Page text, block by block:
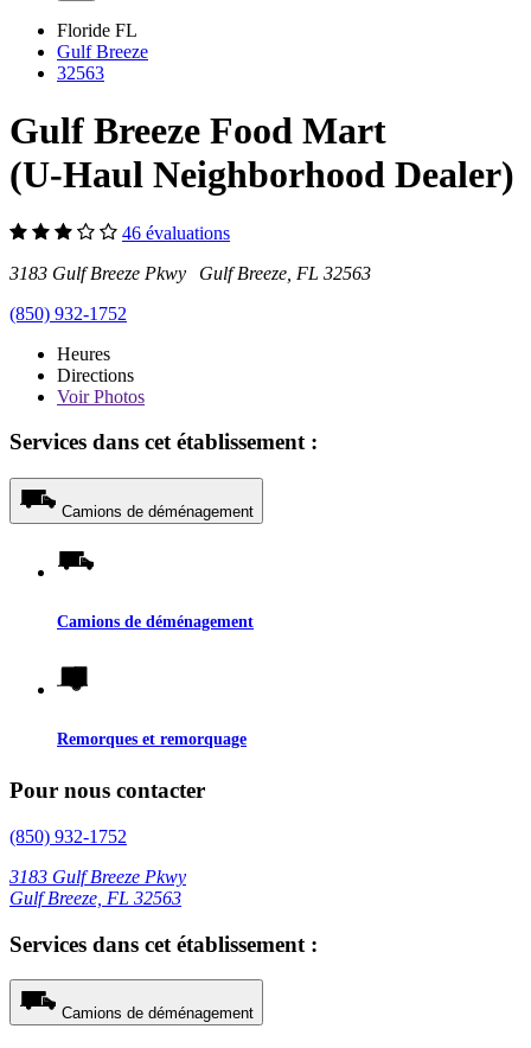
Floride FL
Gulf Breeze
32563
Gulf Breeze Food Mart
(U-Haul Neighborhood Dealer)
46 évaluations
3183 Gulf Breeze Pkwy Gulf Breeze, FL 32563
(850) 932-1752
Heures
Directions
VoirPhotos
Services dans cet établissement :
Camions de déménagement
Camions de déménagement
Remorques et remorquage
Pour nous contacter
(850) 932-1752
3183 Gulf Breeze Pkwy
Gulf Breeze, FL 32563
Services dans cet établissement :
Camions de déménagement